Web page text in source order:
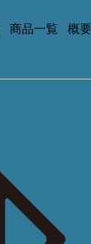
商品一覧 概要